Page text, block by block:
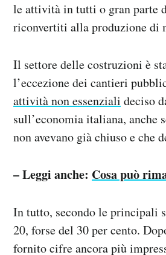
le attività in tutti o gran parte
riconvertiti alla produzione di
Il settore delle costruzioni è
l’eccezione dei cantieri
attività non essenziali deciso
sull’economia italiana, anche
non avevano già chiuso e che
– Leggi anche: Cosa può
In tutto, secondo le principali
20, forse del 30 per cento.
fornito cifre ancora più